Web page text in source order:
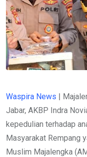
Waspira News |
Jabar, AKBP Indra
kepedulian terhadap
Masyarakat Rempang
Muslim Majalengka